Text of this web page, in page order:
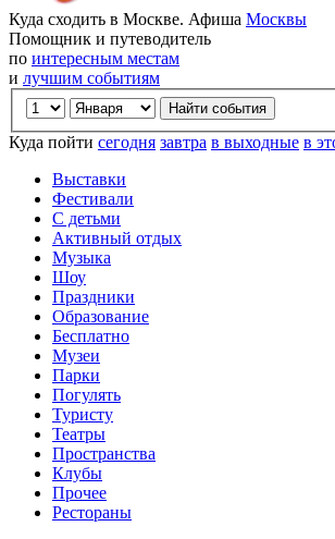
Куда сходить в Москве. Афиша Москвы
Помощник и путеводитель
по интересным местам
и лучшим событиям
Куда пойти сегодня завтра в выходные в
Выставки
Фестивали
С детьми
Активный отдых
Музыка
Шоу
Праздники
Образование
Бесплатно
Музеи
Парки
Погулять
Туристу
Театры
Пространства
Клубы
Прочее
Рестораны